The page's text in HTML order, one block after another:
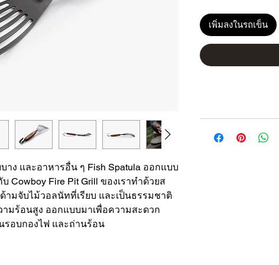
ง และอาหารอื่น ๆ Fish Spatula ออกแบบ
Cowboy Fire Pit Grill ของเราทำด้วยส
ามจับไม้วอลนัทที่เรียบ และเป็นธรรมชาติ
มร้อนสูง ออกแบบมาเพื่อความสะดวก
รอบกองไฟ และถ่านร้อน
เพิ่มลงในรถเข็น